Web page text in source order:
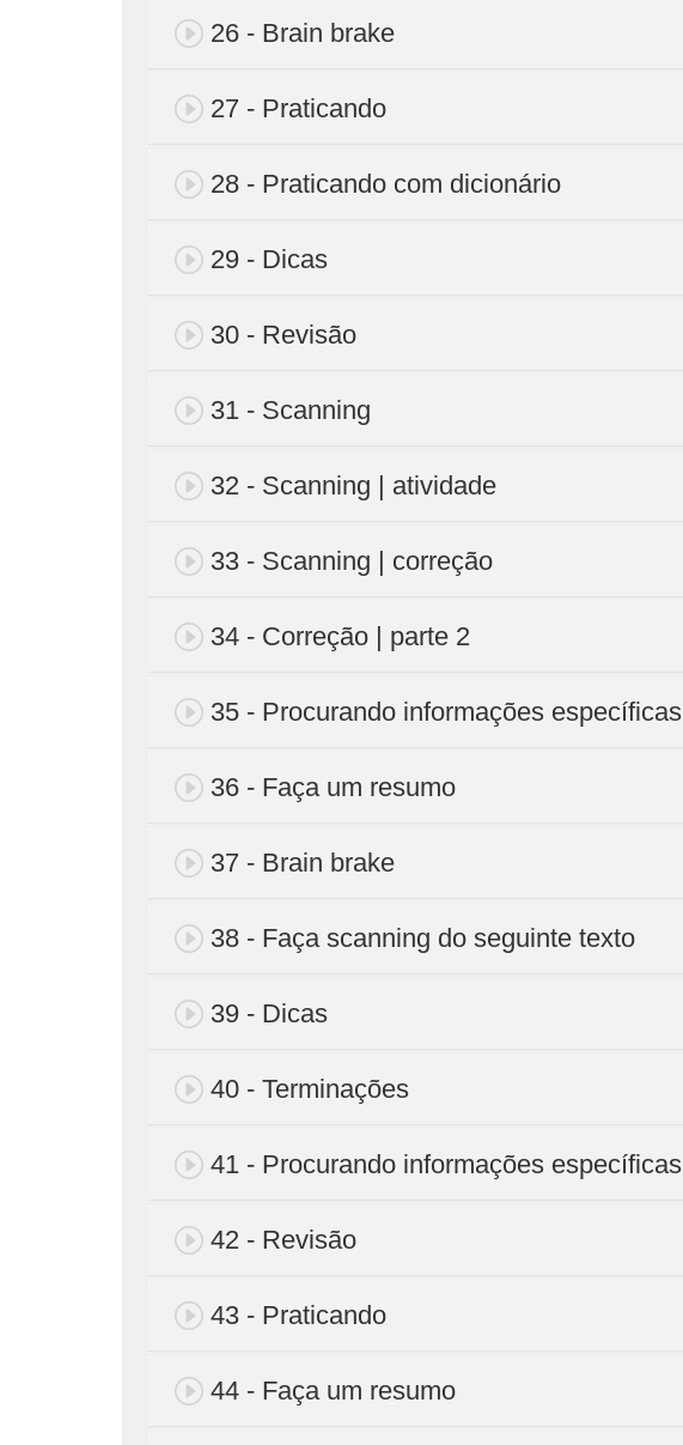
26 - Brain brake
27 - Praticando
28 - Praticando com dicionário
29 - Dicas
30 - Revisão
31 - Scanning
32 - Scanning | atividade
33 - Scanning | correção
34 - Correção | parte 2
35 - Procurando informações específicas
36 - Faça um resumo
37 - Brain brake
38 - Faça scanning do seguinte texto
39 - Dicas
40 - Terminações
41 - Procurando informações específicas
42 - Revisão
43 - Praticando
44 - Faça um resumo